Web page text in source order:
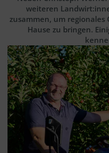
weiteren
zusammen, um regionales
Hause zu bringen.